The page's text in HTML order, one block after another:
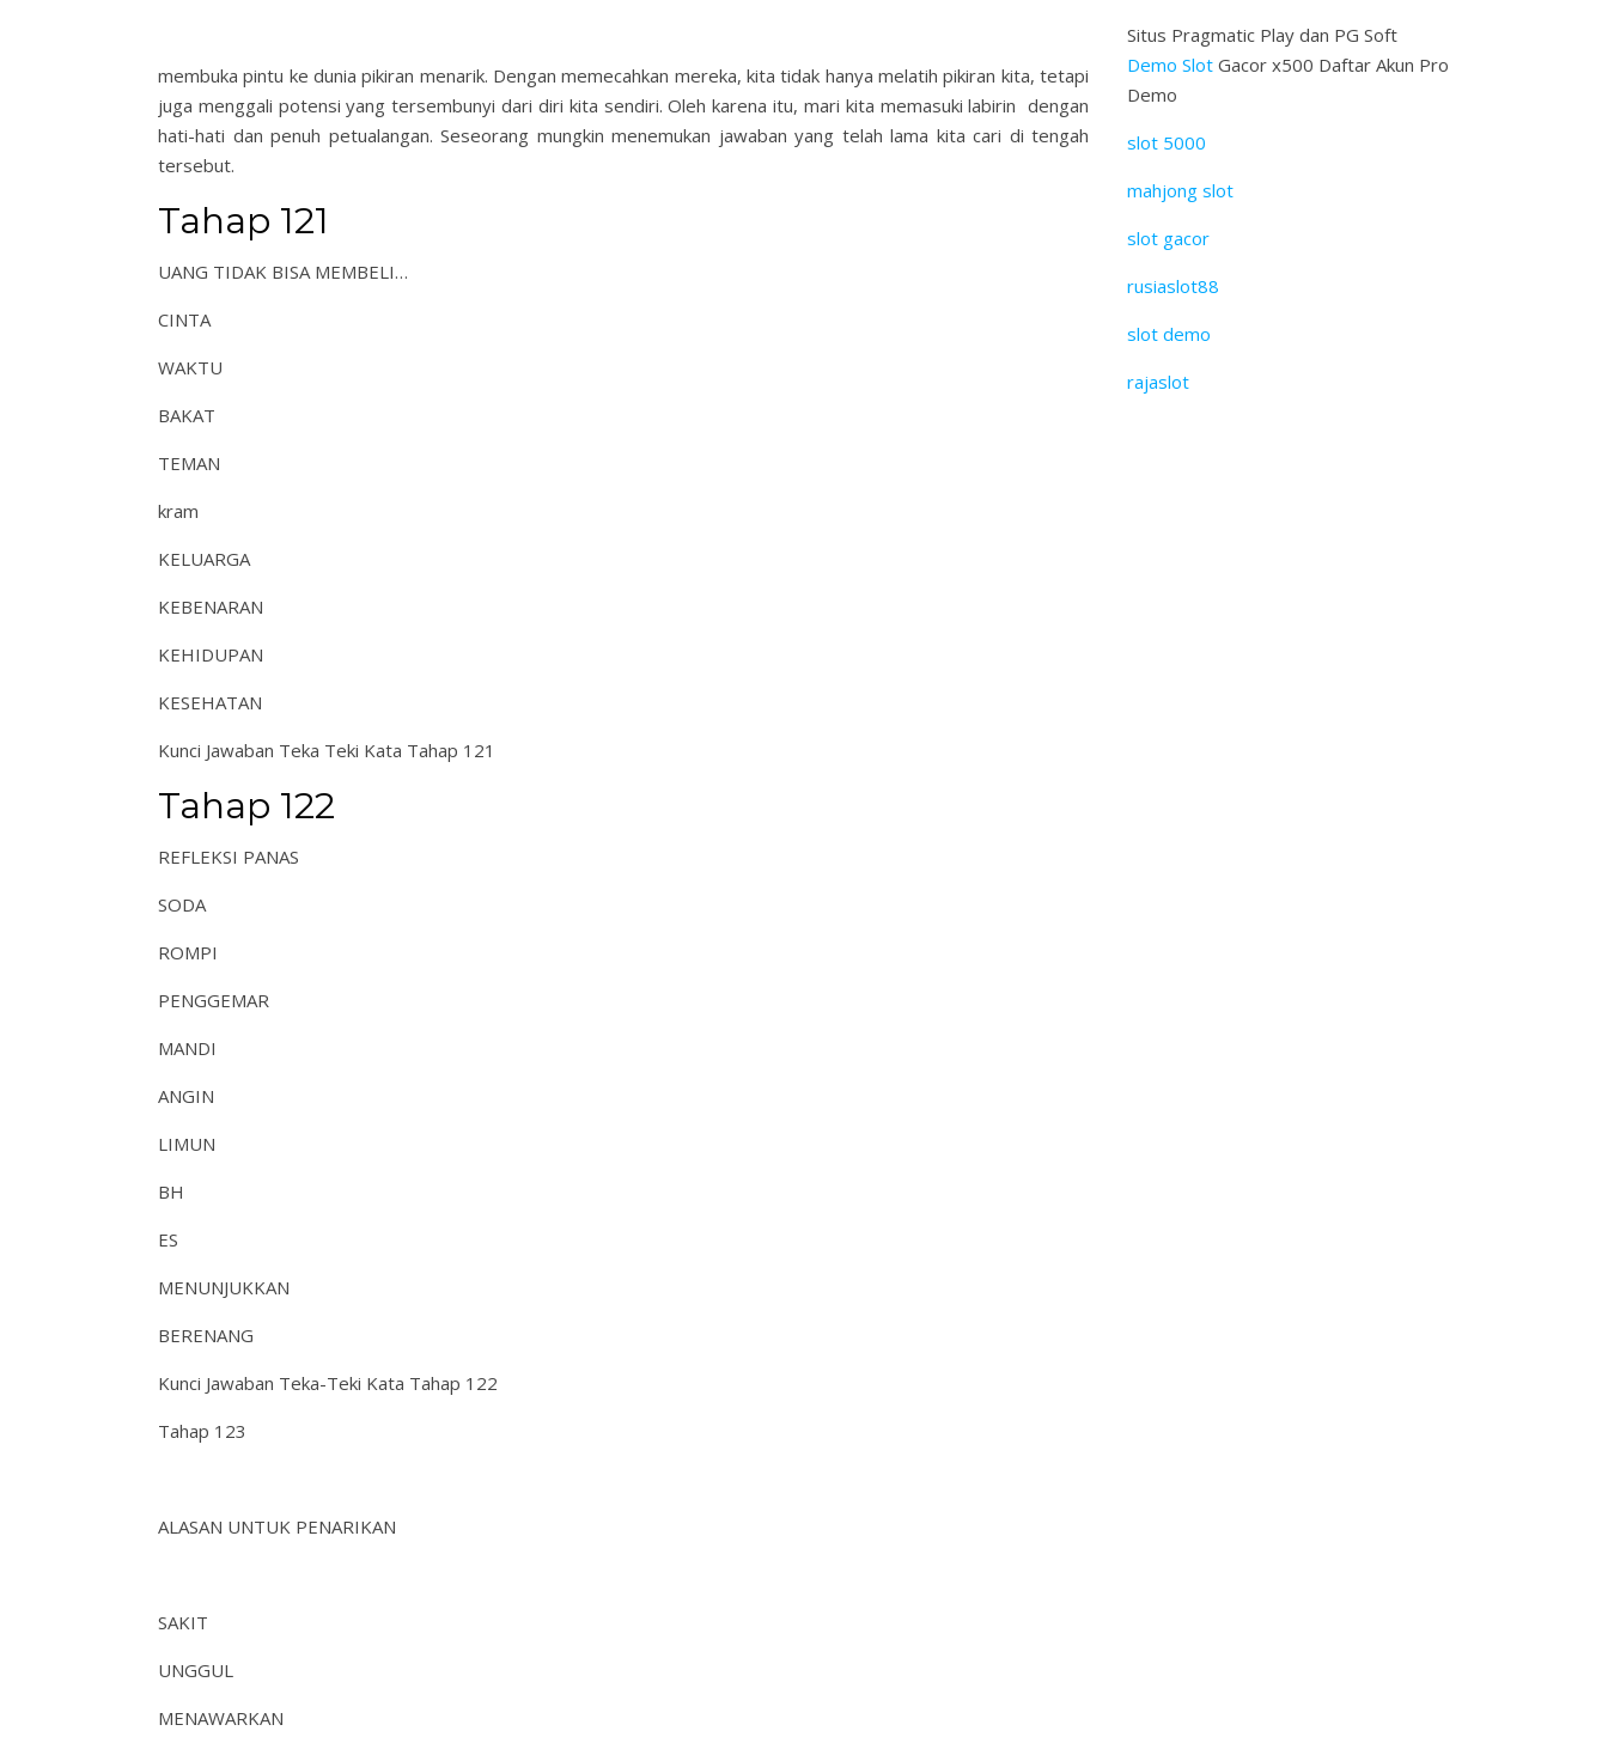
membuka pintu ke dunia pikiran menarik. Dengan memecahkan mereka, kita tidak hanya melatih pikiran kita, tetapi
juga menggali potensi yang tersembunyi dari diri kita sendiri. Oleh karena itu, mari kita memasuki labirin dengan
hati-hati dan penuh petualangan. Seseorang mungkin menemukan jawaban yang telah lama kita cari di tengah
tersebut.
Tahap 121
UANG TIDAK BISA MEMBELI…
CINTA
WAKTU
BAKAT
TEMAN
kram
KELUARGA
KEBENARAN
KEHIDUPAN
KESEHATAN
Kunci Jawaban Teka Teki Kata Tahap 121
Tahap 122
REFLEKSI PANAS
SODA
ROMPI
PENGGEMAR
MANDI
ANGIN
LIMUN
BH
ES
MENUNJUKKAN
BERENANG
Kunci Jawaban Teka-Teki Kata Tahap 122
Tahap 123
ALASAN UNTUK PENARIKAN
SAKIT
UNGGUL
MENAWARKAN
Situs Pragmatic Play dan PG Soft
Demo Slot Gacor x500 Daftar Akun Pro
Demo
slot 5000
mahjong slot
slot gacor
rusiaslot88
slot demo
rajaslot